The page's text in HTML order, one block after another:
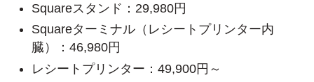
Squareスタンド：29,980円
Squareターミナル（レシートプリンター内
臓）：46,980円
レシートプリンター：49,900円～